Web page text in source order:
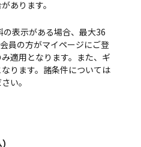
あります。
表示がある場合、最大36
員の方がマイページにご登
適用となります。また、ギ
ります。諸条件については
い。